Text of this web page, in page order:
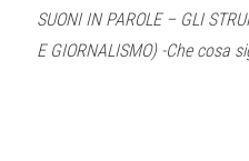
SUONI IN PAROLE – GLI
E GIORNALISMO) -Che cosa